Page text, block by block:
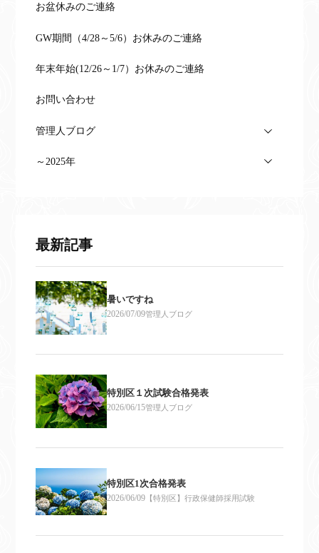
お盆休みのご連絡
GW期間（4/28～5/6）お休みのご連絡
年末年始(12/26～1/7）お休みのご連絡
お問い合わせ
管理人ブログ
～2025年
最新記事
暑いですね
2026/07/09管理人ブログ
特別区１次試験合格発表
2026/06/15管理人ブログ
特別区1次合格発表
2026/06/09【特別区】行政保健師採用試験